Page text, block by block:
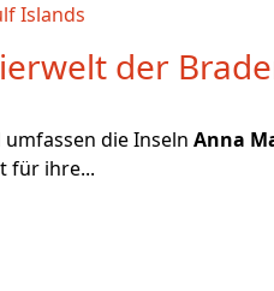
der
die Inseln Anna
für ihre...